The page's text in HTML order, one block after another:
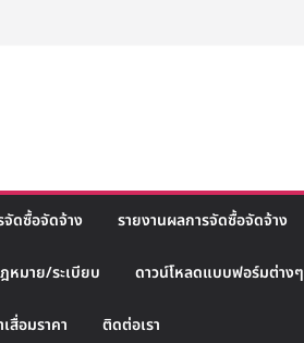
ดซื้อจัดจ้าง รายงานผลการจัดซื้อจัดจ้าง
หมาย/ระเบียบ ดาวน์โหลดแบบฟอร์มต่างๆ
สื่อมราคา ติดต่อเรา